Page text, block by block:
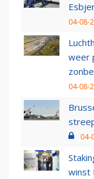
04-08-
weer
04-08-
04-
winst